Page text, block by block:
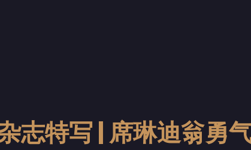
志特写 | 席琳迪翁勇